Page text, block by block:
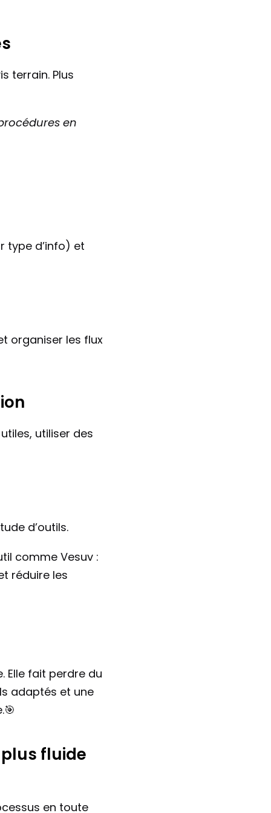
terrain. Plus
en
type d’info) et
organiser les flux
utiliser des
d’outils.
comme Vesuv :
réduire les
Elle fait perdre du
adaptés et une
fluide
en toute